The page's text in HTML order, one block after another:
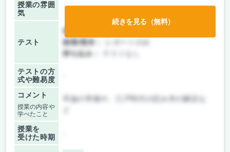
授業の雰囲
気
テスト
前期/中間：
後期/期末：
持ち込み：
テストの方
式や難易度
コメント
授業の内容や
学べたこと
卒論の準備や、江戸時代の読み本の解説な
授業を
受けた時期
続きを見る（無料）